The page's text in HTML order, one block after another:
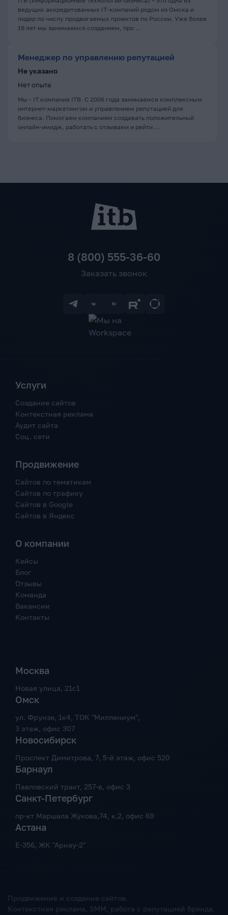
ведущих аккредитованных IT-компаний родом из Омска и
лидер по числу продвигаемых проектов по России. Уже более
19 лет мы занимаемся созданием, про ...
Менеджер по управлению репутацией
Не указано
Нет опыта
Мы - IT компания ITB. С 2006 года занимаемся комплексным
интернет-маркетингом и управлением репутацией для
бизнеса. Помогаем компаниям создавать положительный
онлайн-имидж, работать с отзывами и рейти ...
8 (800) 555-36-60
Заказать звонок
Услуги
Создание сайтов
Контекстная реклама
Аудит сайта
Соц. сети
Продвижение
Сайтов по тематикам
Сайтов по трафику
Сайтов в Google
Сайтов в Яндекс
О компании
Кейсы
Блог
Отзывы
Команда
Вакансии
Контакты
Москва
Новая улица, 21с1
Омск
ул. Фрунзе, 1к4, ТОК "Миллениум",
3 этаж, офис 307
Новосибирск
Проспект Димитрова, 7, 5-й этаж, офис 520
Барнаул
Павловский тракт, 257-в, офис 3
Санкт-Петербург
пр-кт Маршала Жукова,74, к.2, офис 69
Астана
Е-356, ЖК "Арнау-2"
Продвижение и создание сайтов.
Контекстная реклама, SMM, работа с репутацией бренда.